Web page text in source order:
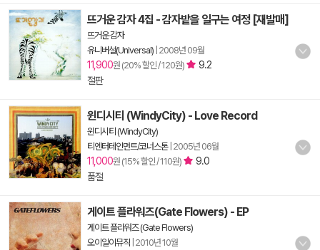
뜨거운 감자 4집 - 감자밭을 일구는 여정 [재발매]
뜨거운 감자
유니버설(Universal) 2008년 09월
11,900원 (20% 할인 / 120원)
9.2
절판
윈디시티 (WindyCity) - Love Record
윈디시티 (WindyCity)
티엔터테인먼트/코너스톤| 2005년 06월
11,000원 (15% 할인 / 110원)
9.0
품절
게이트 플라워즈(Gate Flowers) - EP
게이트 플라워즈 (Gate Flowers)
오이일이뮤직 2010년 10월